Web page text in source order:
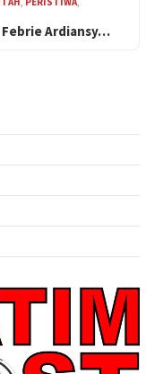
Febrie Ardiansy…